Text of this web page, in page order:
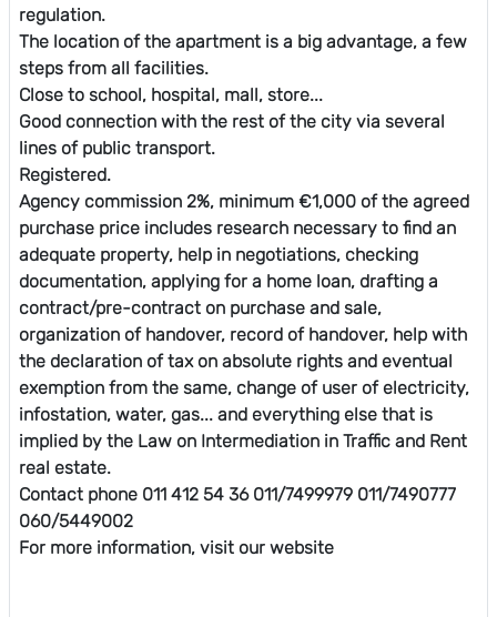
regulation.
The location of the apartment is a big advantage, a few
steps from all facilities.
Close to school, hospital, mall, store...
Good connection with the rest of the city via several
lines of public transport.
Registered.
Agency commission 2%, minimum €1,000 of the agreed
purchase price includes research necessary to find an
adequate property, help in negotiations, checking
documentation, applying for a home loan, drafting a
contract/pre-contract on purchase and sale,
organization of handover, record of handover, help with
the declaration of tax on absolute rights and eventual
exemption from the same, change of user of electricity,
infostation, water, gas... and everything else that is
implied by the Law on Intermediation in Traffic and Rent
real estate.
Contact phone 011 412 54 36 011/7499979 011/7490777
060/5449002
For more information, visit our website